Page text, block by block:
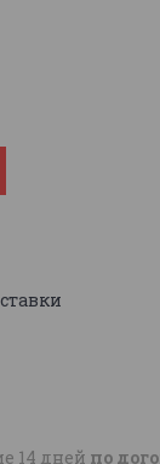
14 дней по